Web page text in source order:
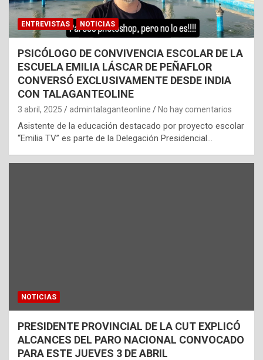
ENTREVISTAS NOTICIAS
PSICÓLOGO DE CONVIVENCIA ESCOLAR DE LA
ESCUELA EMILIA LÁSCAR DE PEÑAFLOR
CONVERSÓ EXCLUSIVAMENTE DESDE INDIA
CON TALAGANTEOLINE
3 abril, 2025 admintalaganteonline No hay comentarios
Asistente de la educación destacado por proyecto escolar
“Emilia TV” es parte de la Delegación Presidencial…
NOTICIAS
PRESIDENTE PROVINCIAL DE LA CUT EXPLICÓ
ALCANCES DEL PARO NACIONAL CONVOCADO
PARA ESTE JUEVES 3 DE ABRIL